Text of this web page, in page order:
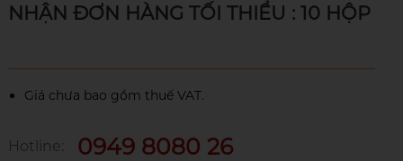
NHẬN ĐƠN HÀNG TỐI THIỂU : 10 HỘP
Giá chưa bao gồm thuế VAT.
Hotline: 0949 8080 26